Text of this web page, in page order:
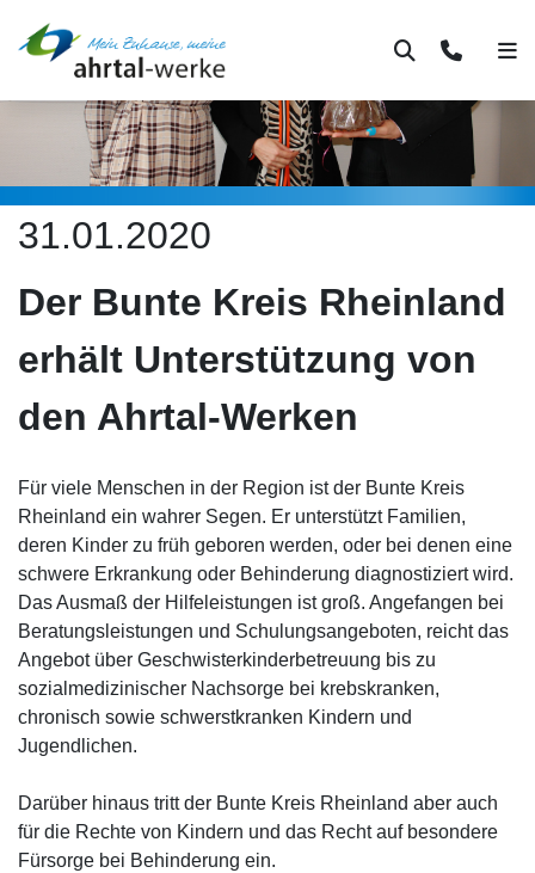
SucheKontakt
31.01.2020
Der Bunte Kreis Rheinland
erhält Unterstützung von
den Ahrtal-Werken
Für viele Menschen in der Region ist der Bunte Kreis
Rheinland ein wahrer Segen. Er unterstützt Familien,
deren Kinder zu früh geboren werden, oder bei denen eine
schwere Erkrankung oder Behinderung diagnostiziert wird.
Das Ausmaß der Hilfeleistungen ist groß. Angefangen bei
Beratungsleistungen und Schulungsangeboten, reicht das
Angebot über Geschwisterkinderbetreuung bis zu
sozialmedizinischer Nachsorge bei krebskranken,
chronisch sowie schwerstkranken Kindern und
Jugendlichen.
Darüber hinaus tritt der Bunte Kreis Rheinland aber auch
für die Rechte von Kindern und das Recht auf besondere
Fürsorge bei Behinderung ein.